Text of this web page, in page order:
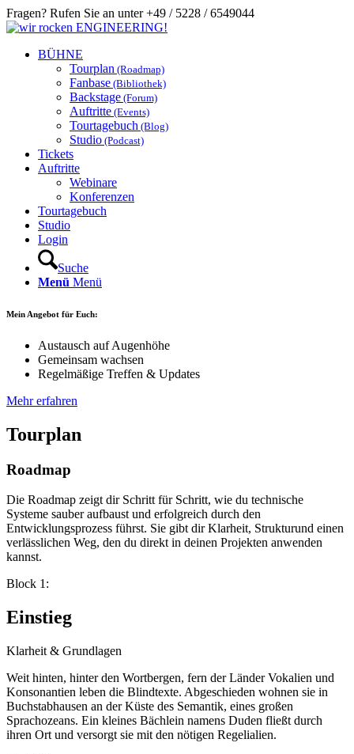
Fragen? Rufen Sie an unter +49 / 5228 / 6549044
BÜHNE
Tourplan (Roadmap)
Fanbase (Bibliothek)
Backstage (Forum)
Auftritte (Events)
Tourtagebuch (Blog)
Studio (Podcast)
Tickets
Auftritte
Webinare
Konferenzen
Tourtagebuch
Studio
Login
Suche
Menü Menü
Mein Angebot für Euch:
Austausch auf Augenhöhe
Gemeinsam wachsen
Regelmäßige Treffen & Updates
Mehr erfahren
Tourplan
Roadmap
Die Roadmap zeigt dir Schritt für Schritt, wie du technische
Systeme sauber aufbaust und erfolgreich durch den
Entwicklungsprozess führst. Sie gibt dir Klarheit, Strukturund einen
verlässlichen Weg, den du direkt in deinen Projekten anwenden
kannst.
Block 1:
Einstieg
Klarheit & Grundlagen
Weit hinten, hinter den Wortbergen, fern der Länder Vokalien und
Konsonantien leben die Blindtexte. Abgeschieden wohnen sie in
Buchstabhausen an der Küste des Semantik, eines großen
Sprachozeans. Ein kleines Bächlein namens Duden fließt durch
ihren Ort und versorgt sie mit den nötigen Regelialien.